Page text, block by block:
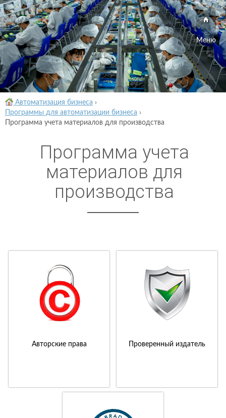
Меню
Автоматизация бизнеса ›
Программы для автоматизации бизнеса ›
Программа учета материалов для производства
Программа учета
материалов для
производства
Авторские права Проверенный издатель